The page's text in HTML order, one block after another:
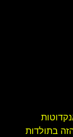
בתולדות